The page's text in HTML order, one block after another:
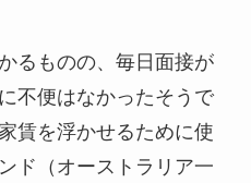
るものの、毎日面接が
不便はなかったそうで
賃を浮かせるために使
ド（オーストラリア一